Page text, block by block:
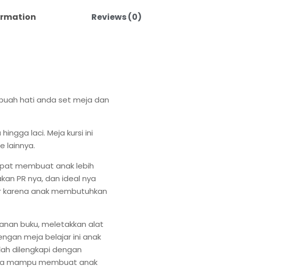
Reviews (0)
buah hati anda set meja dan
laci. Meja kursi ini
lainnya.
membuat anak lebih
PR nya, dan ideal nya
anak membutuhkan
buku, meletakkan alat
meja belajar ini anak
dilengkapi dengan
mampu membuat anak